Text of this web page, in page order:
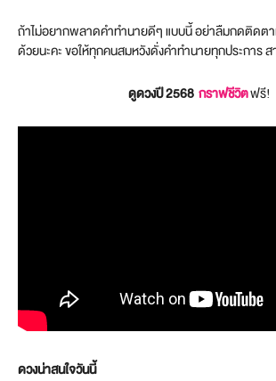
ถ้าไม่อยากพลาดคำทำนายดีๆ แบบนี้ อย่าลืมกดติดต
ด้วยนะคะ ขอให้ทุกคนสมหวังดั่งคำทำนายทุกประการ
ดูดวงปี 2568 กราฟชีวิตฟรี!
ดวงน่าสนใจวันนี้